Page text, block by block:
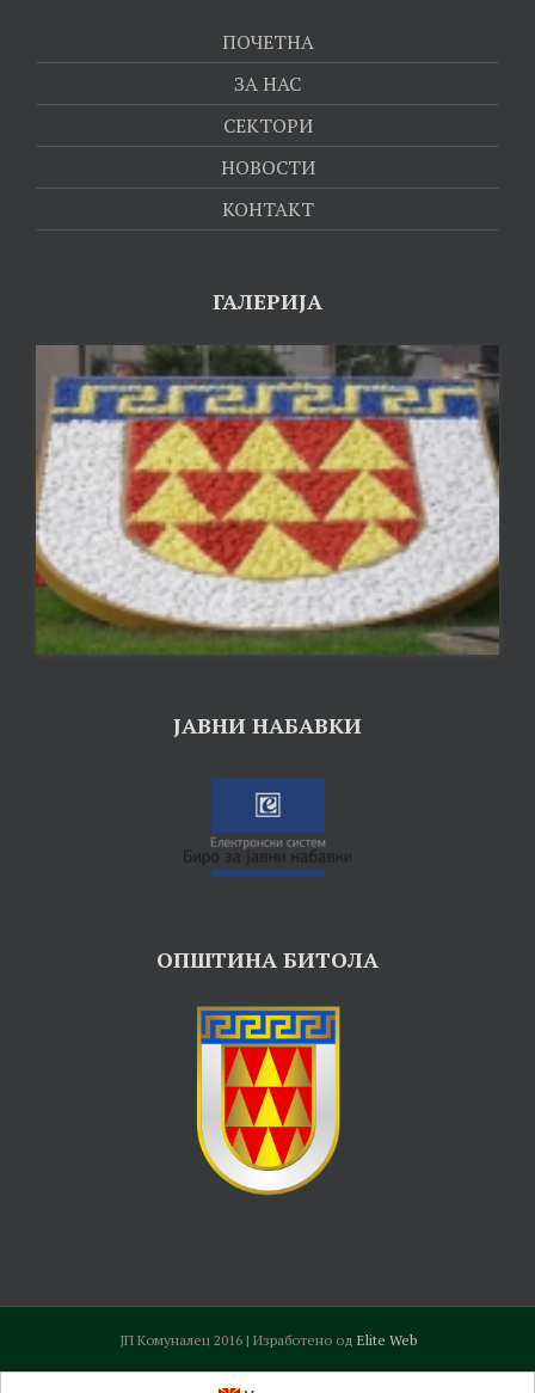
ПОЧЕТНА
ЗА НАС
СЕКТОРИ
НОВОСТИ
КОНТАКТ
ГАЛЕРИЈА
ЈАВНИ НАБАВКИ
ОПШТИНА БИТОЛА
ЈП Комуналец 2016 | Изработено од Elite Web